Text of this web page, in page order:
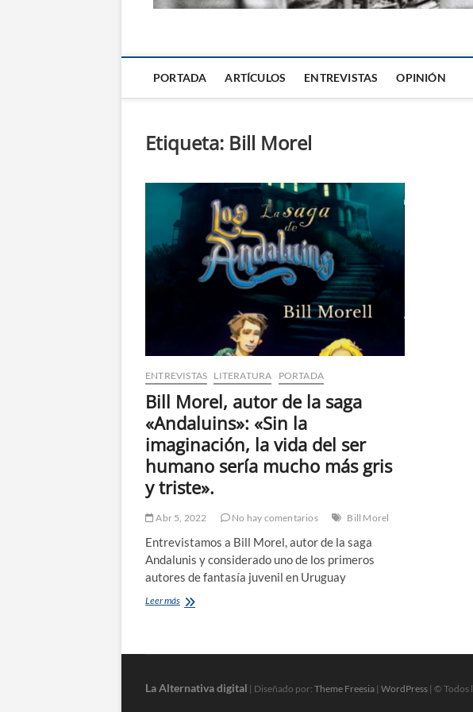
PORTADA ARTÍCULOS ENTREVISTAS OPINIÓN
Etiqueta: Bill Morel
ENTREVISTAS LITERATURA PORTADA
Bill Morel, autor de la saga
«Andaluins»: «Sin la
imaginación, la vida del ser
humano sería mucho más gris
y triste».
Abr 5, 2022 No hay comentarios Bill Morel
Entrevistamos a Bill Morel, autor de la saga
Andalunis y considerado uno de los primeros
autores de fantasía juvenil en Uruguay
Leer másBill
la
«Andaluins»:
La Alternativa digital | Diseñado por: Theme Freesia | WordPress | © Todos